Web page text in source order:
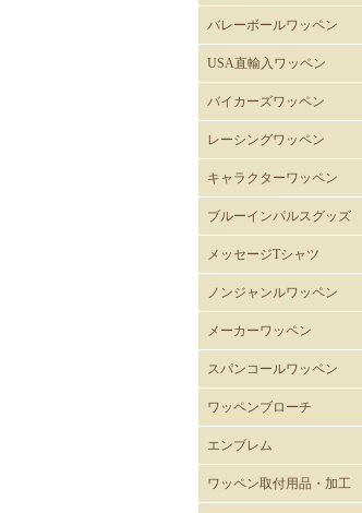
バレーボールワッペン
バレーボール
USA直輸入ワッペン
ROTHCOミリタリーワッペ
ミリタリーワッペン
階級章ワッペン
テープタグ
スカルワッペン
バイカーワッペン
警察･消防ワッペン
徽章ワッペン
スラングワッペン
国旗ワッペン
アニマルワッペン
バラエティーワッペン
NASAクルーパッチ
バイカーズワッペン
イズ
レーシングワッペン
キャラクターワッペン
スヌーピー
ディズニー
ムーミン
くまのがっこう
ROAD RUNNER ワッペン
CLAY SMITH
FELIX
トムとジェリー
バットマン
スーパーマン
トゥイーティー
スターウォーズ
スパイダーマン
マーベル・コミック
RATFINK
ミッフィー
デッドベア
NHKはなかっぱ
ともだち8にん
カピバラさん
セサミストリート
NHKみいつけた
ウサビッチ
パラッパラッパー
鉄腕アトム
ハッピーツリーフレンズ
ガーフィールド
ブルーインパルスグッズ
メッセージTシャツ
ノンジャンルワッペン
メーカーワッペン
スパンコールワッペン
ワッペンブローチ
エンブレム
既成ワッペン エンブレム
ワッペン取付用品・加工